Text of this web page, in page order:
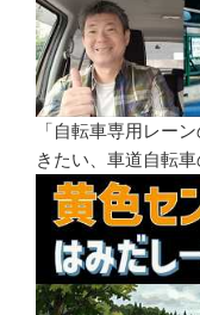
「自転車専用レー
きたい、車道自転